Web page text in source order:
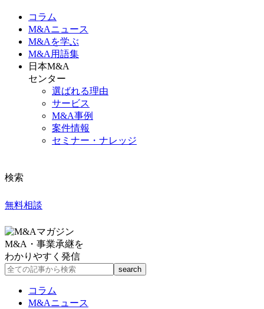
コラム
M&Aニュース
M&Aを学ぶ
M&A 用語集
日本M&A
センター
選ばれる理由
サービス
M&A事例
案件情報
セミナー・ナレッジ
検索
無料相談
M&A・事業承継を
わかりやすく発信
コラム
M&Aニュース